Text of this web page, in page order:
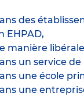
des
EHPAD,
manière
un service
une école
une